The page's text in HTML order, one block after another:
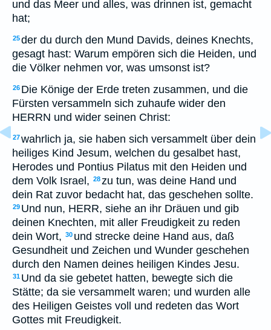
und das Meer und alles, was drinnen ist, gemacht
hat;
25der du durch den Mund Davids, deines Knechts,
gesagt hast: Warum empören sich die Heiden, und
die Völker nehmen vor, was umsonst ist?
26 Die Könige der Erde treten zusammen, und die
Fürsten versammeln sich zuhaufe wider den
HERRN und wider seinen Christ:
27wahrlich ja, sie haben sich versammelt über dein
heiliges Kind Jesum, welchen du gesalbet hast,
Herodes und Pontius Pilatus mit den Heiden und
dem Volk Israel, 28zu tun, was deine Hand und
dein Rat zuvor bedacht hat, das geschehen sollte.
29 Und nun, HERR, siehe an ihr Dräuen und gib
deinen Knechten, mit aller Freudigkeit zu reden
dein Wort, 30 und strecke deine Hand aus, daß
Gesundheit und Zeichen und Wunder geschehen
durch den Namen deines heiligen Kindes Jesu.
31 Und da sie gebetet hatten, bewegte sich die
Stätte; da sie versammelt waren; und wurden alle
des Heiligen Geistes voll und redeten das Wort
Gottes mit Freudigkeit.